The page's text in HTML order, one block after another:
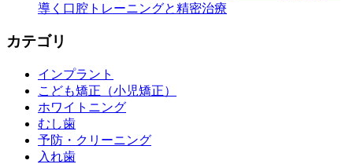
導く口腔トレーニングと精密治療
カテゴリ
インプラント
こども矯正（小児矯正）
ホワイトニング
むし歯
予防・クリーニング
入れ歯